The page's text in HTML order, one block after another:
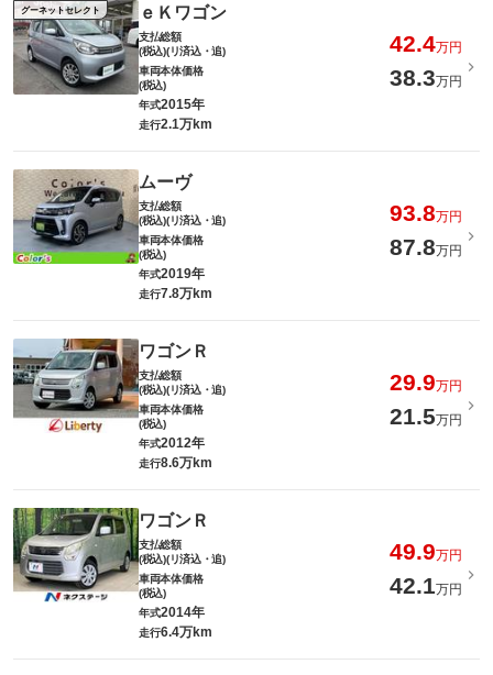
グーネットセレクト ｅＫワゴン
支払総額
(税込)(リ済込・追)
42.4万円
車両本体価格
(税込)
38.3万円
年式2015年
走行2.1万km
ムーヴ
支払総額
(税込)(リ済込・追)
93.8万円
車両本体価格
(税込)
87.8万円
年式2019年
走行7.8万km
ワゴンＲ
支払総額
(税込)(リ済込・追)
29.9万円
車両本体価格
(税込)
21.5万円
年式2012年
走行8.6万km
ワゴンＲ
支払総額
(税込)(リ済込・追)
49.9万円
車両本体価格
(税込)
42.1万円
年式2014年
走行6.4万km